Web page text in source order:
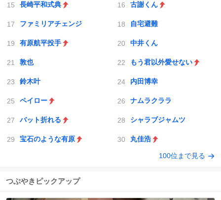
長崎平和式典 古謝くん
ファミリアチェンジ 自宅避難
有原航平投手 中井くん
敦也 もう君以外愛せない
鈴木叶 内田博幸
ペイロー ナムラクララ
バット折れる シャラブジャムツ
宝石のような有原 丸佳浩
100位まで見る
つぶやきピックアップ